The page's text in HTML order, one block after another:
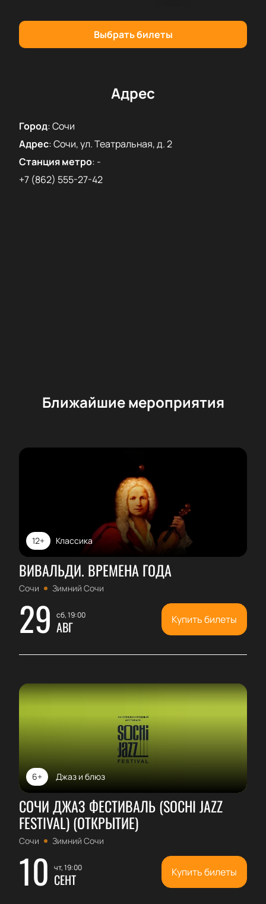
Выбрать билеты
Адрес
Город:Сочи
Адрес:Сочи, ул. Театральная, д. 2
Станция метро: -
+7 (862) 555-27-42
Ближайшие мероприятия
Классика
12+
ВИВАЛЬДИ. ВРЕМЕНА ГОДА
Сочи Зимний Сочи
29 сб, 19:00
АВГ Купить билеты
Джаз и блюз
6+
СОЧИ ДЖАЗ ФЕСТИВАЛЬ (SOCHI JAZZ
FESTIVAL) (ОТКРЫТИЕ)
Сочи Зимний Сочи
10 чт, 19:00
СЕНТ Купить билеты